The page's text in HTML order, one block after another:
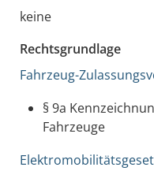
keine
Rechtsgrundlage
Fahrzeug-
§ 9a
Fahrzeuge